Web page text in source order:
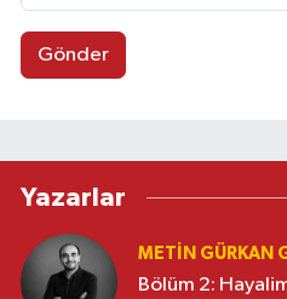
Gönder
Yazarlar
METIN GÜRKAN
Bölüm 2: